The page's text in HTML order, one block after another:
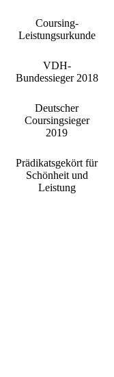
Coursing-
Leistungsurkunde
VDH-
Bundessieger 2018
Deutscher
Coursingsieger
2019
Prädikatsgekört für
Schönheit und
Leistung